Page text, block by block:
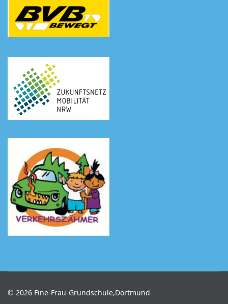
© 2026 Fine-Frau-Grundschule,Dortmund